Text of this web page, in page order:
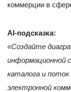
коммерции в
AI-подсказка:
«Создайте
информационной
каталога и
электронной